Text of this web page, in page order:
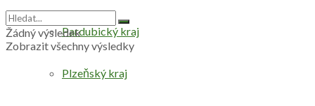
Pardubický kraj
Plzeňský kraj
Žádný výsledek
Zobrazit všechny výsledky